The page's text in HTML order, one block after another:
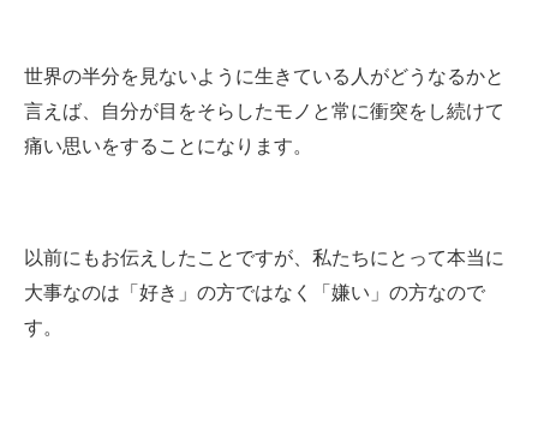
世界の半分を見ないように生きている人がどうなるかと
言えば、自分が目をそらしたモノと常に衝突をし続けて
痛い思いをすることになります。
以前にもお伝えしたことですが、私たちにとって本当に
大事なのは「好き」の方ではなく「嫌い」の方なので
す。